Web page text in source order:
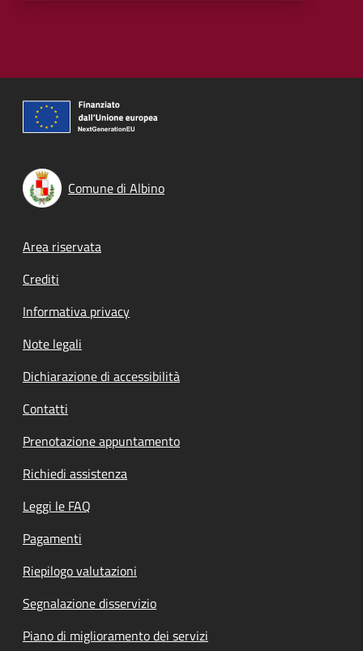
Comune di Albino
Footer menu
Area riservata
Crediti
Informativa privacy
Note legali
Dichiarazione di accessibilità
Contatti
Prenotazione appuntamento
Richiedi assistenza
Leggi le FAQ
Pagamenti
Riepilogo valutazioni
Segnalazione disservizio
Piano di miglioramento dei servizi